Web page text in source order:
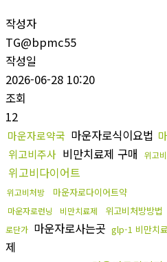
작성자
TG@bpmc55
작성일
2026-06-28 10:20
조회
12
마운자로약국 마운자로식이요법
위고비주사 비만치료제 구매 위고
위고비다이어트
위고비처방 마운자로다이어트약
마운자로런닝 비만치료제 위고비처방방법
로단가 마운자로사는곳 glp-1 비만치
제